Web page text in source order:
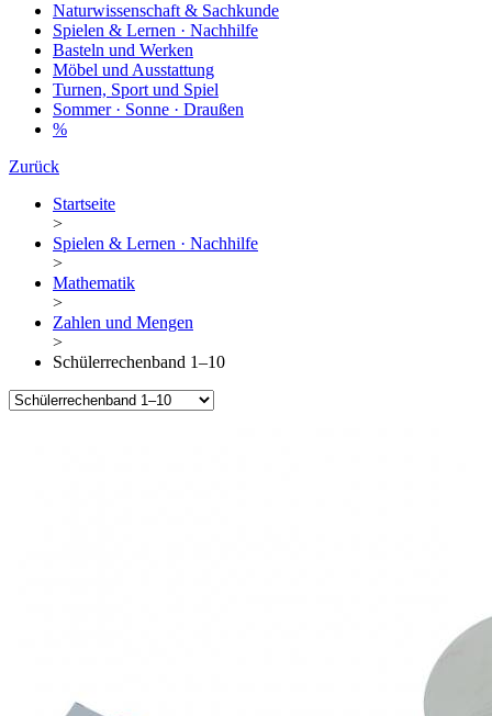
Naturwissenschaft & Sachkunde
Spielen & Lernen · Nachhilfe
Basteln und Werken
Möbel und Ausstattung
Turnen, Sport und Spiel
Sommer · Sonne · Draußen
%
Zurück
Startseite
>
Spielen & Lernen · Nachhilfe
>
Mathematik
>
Zahlen und Mengen
>
Schülerrechenband 1–10